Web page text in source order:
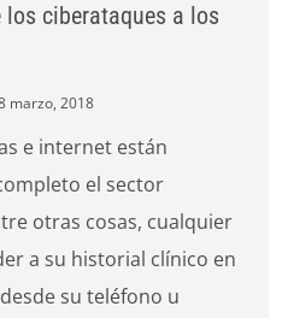
los ciberataques a los
marzo, 2018
e internet están
el sector
otras cosas, cualquier
a su historial clínico en
su teléfono u